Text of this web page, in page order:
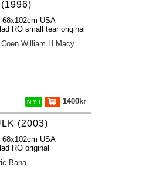
68x102cm USA
RO small tear original
William H Macy
N Y ! 1400kr
(2003)
68x102cm USA
RO original
Bana